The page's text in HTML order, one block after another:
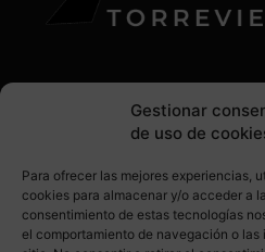
Gestionar
de uso de
Para ofrecer las mejores experiencias,
cookies para almacenar y/o acceder a
consentimiento de estas tecnologías
el comportamiento de navegación o
SÍGUENOS EN